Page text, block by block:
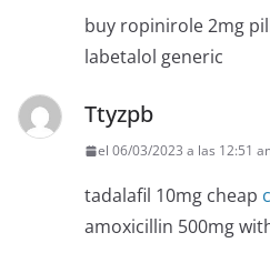
buy ropinirole 2mg
labetalol generic
Ttyzpb
el 06/03/2023 a las 12:51
tadalafil 10mg cheap
amoxicillin 500mg